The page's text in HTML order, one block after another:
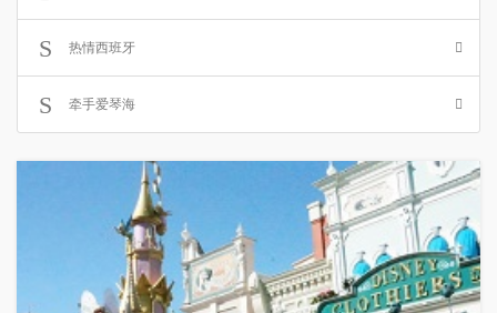
热情西班牙
牵手爱琴海